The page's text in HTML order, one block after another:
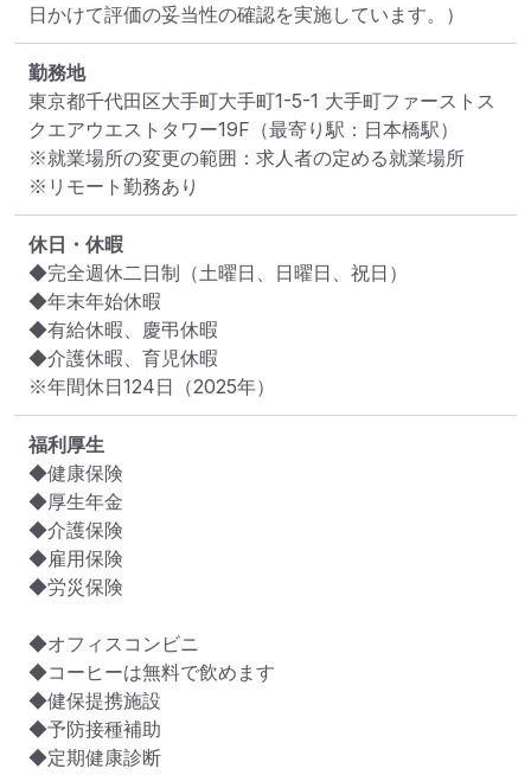
日かけて評価の妥当性の確認を実施しています。）
勤務地
東京都千代田区大手町大手町1-5-1 大手町ファーストス
クエアウエストタワー19F （最寄り駅：日本橋駅）
※就業場所の変更の範囲：求人者の定める就業場所
※リモート勤務あり
休日・休暇
◆完全週休二日制（土曜日、日曜日、祝日）
◆年末年始休暇
◆有給休暇、慶弔休暇
◆介護休暇、育児休暇
※年間休日124日（2025年）
福利厚生
◆健康保険
◆厚生年金
◆介護保険
◆雇用保険
◆労災保険
◆オフィスコンビニ
◆コーヒーは無料で飲めます
◆健保提携施設
◆予防接種補助
◆定期健康診断